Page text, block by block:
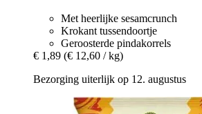
Met heerlijke sesamcrunch
Krokant tussendoortje
Geroosterde pindakorrels
€ 1,89 (€ 12,60 / kg)
Bezorging uiterlijk op 12. augustus